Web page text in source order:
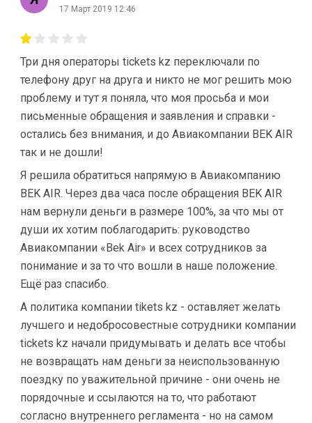
17 Март 2019 12:46
Три дня операторы tickets kz переключали по
телефону друг на друга и никто не мог решить мою
проблему и тут я поняла, что моя просьба и мои
письменные обращения и заявления и справки -
остались без внимания, и до Авиакомпании BEK AIR
так и не дошли!
Я решила обратиться напрямую в Авиакомпанию
BEK AIR. Через два часа после обращения BEK AIR
нам вернули деньги в размере 100%, за что мы от
души их хотим поблагодарить: руководство
Авиакомпании «Bek Air» и всех сотрудников за
понимание и за то что вошли в наше положение.
Ещё раз спасибо.
А политика компании tikets kz - оставляет желать
лучшего и недобросовестные сотрудники компании
tickets kz начали придумывать и делать все чтобы
не возвращать нам деньги за неиспользованную
поездку по уважительной причине - они очень не
порядочные и ссылаются на то, что работают
согласно внутреннего регламента - но на самом